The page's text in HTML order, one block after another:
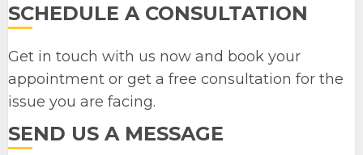
SCHEDULE A CONSULTATION
Get in touch with us now and book your
appointment or get a free consultation for the
issue you are facing.
SEND US A MESSAGE